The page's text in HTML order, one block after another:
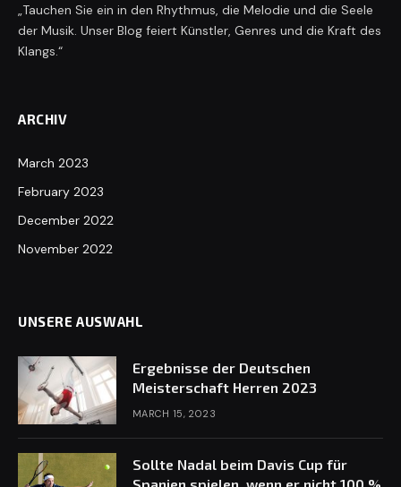
„Tauchen Sie ein in den Rhythmus, die Melodie und die Seele
der Musik. Unser Blog feiert Künstler, Genres und die Kraft des
Klangs.“
ARCHIV
March 2023
February 2023
December 2022
November 2022
UNSERE AUSWAHL
Ergebnisse der Deutschen
Meisterschaft Herren 2023
MARCH 15, 2023
Sollte Nadal beim Davis Cup für
Spanien spielen, wenn er nicht 100 %